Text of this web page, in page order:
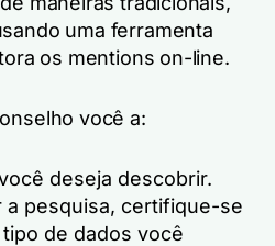
uma ferramenta
os mentions on-line.
você a:
deseja descobrir.
a pesquisa, certifique-se
de dados você